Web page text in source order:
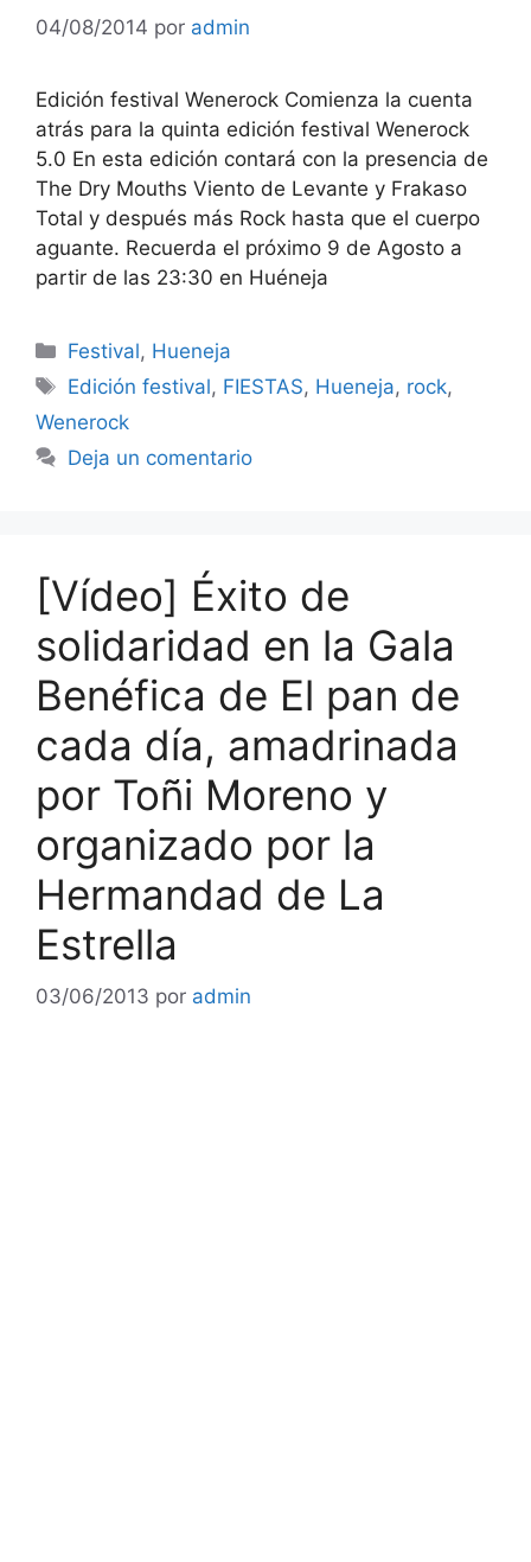
04/08/2014 por admin
Edición festival Wenerock Comienza la cuenta
atrás para la quinta edición festival Wenerock
5.0 En esta edición contará con la presencia de
The Dry Mouths Viento de Levante y Frakaso
Total y después más Rock hasta que el cuerpo
aguante. Recuerda el próximo 9 de Agosto a
partir de las 23:30 en Huéneja
Categorías
Festival, Hueneja
Etiquetas
Edición festival, FIESTAS, Hueneja, rock,
Wenerock
Deja un comentario
[Vídeo] Éxito de
solidaridad en la Gala
Benéfica de El pan de
cada día, amadrinada
por Toñi Moreno y
organizado por la
Hermandad de La
Estrella
03/06/2013 por admin